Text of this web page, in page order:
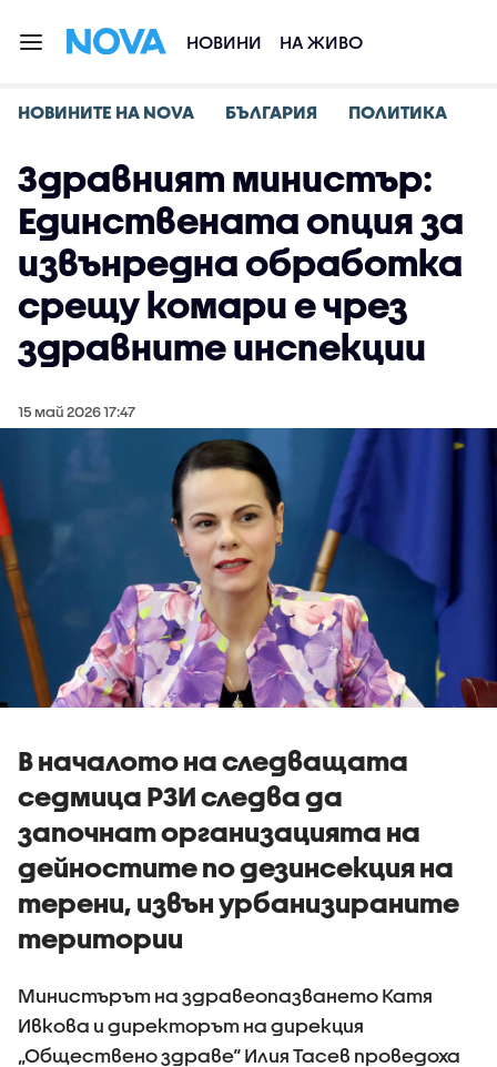
НОВИНИ НА ЖИВО
НОВИНИТЕ НА NOVA БЪЛГАРИЯ ПОЛИТИКА
Здравният министър:
Единствената опция за
извънредна обработка
срещу комари е чрез
здравните инспекции
15 май 2026 17:47
В началото на следващата
седмица РЗИ следва да
започнат организацията на
дейностите по дезинсекция на
терени, извън урбанизираните
територии
Министърът на здравеопазването Катя
Ивкова и директорът на дирекция
„Обществено здраве“ Илия Тасев проведоха